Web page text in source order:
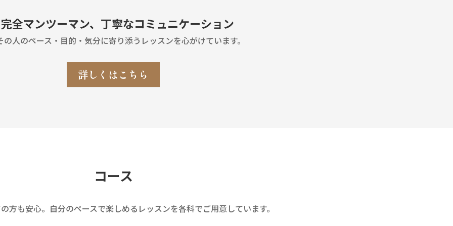
全マンツーマン、丁寧なコミュニケーション
の人のペース・目的・気分に寄り添うレッスンを心がけています。
詳しくはこちら
コース
方も安心。自分のペースで楽しめるレッスンを各科でご用意しています。